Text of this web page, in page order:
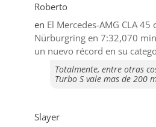
Roberto
en El Mercedes-AMG CLA 45
Nürburgring en 7:32,070
un nuevo récord en su
Totalmente, entre otras
Turbo S vale mas de 200
Slayer